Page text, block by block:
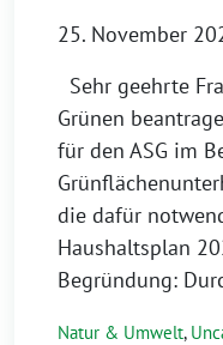
25. November
Sehr geehrte
Grünen
für den ASG im
die dafür
Haushaltsplan
Begründung:
Natur & Umwelt,